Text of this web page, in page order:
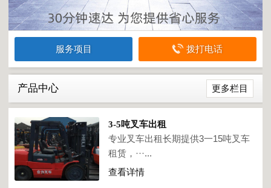
服务项目 拨打电话
更多栏目
产品中心
3-5吨叉车出租
专业叉车出租长期提供3一15吨叉车
租赁，···...
查看详情